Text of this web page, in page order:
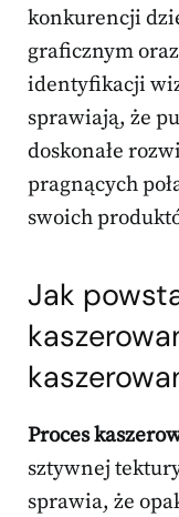
konkurencji
graficznym
identyfikacji
sprawiają, że
doskonałe
pragnących
swoich
Jak
Proces
sztywnej
sprawia, że